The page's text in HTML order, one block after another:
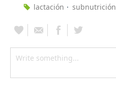
lactación
subnutrición